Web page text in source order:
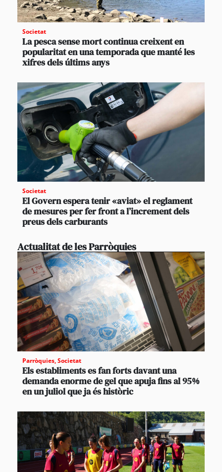
Societat
La pesca sense mort continua creixent en
popularitat en una temporada que manté les
xifres dels últims anys
Societat
El Govern espera tenir «aviat» el reglament
de mesures per fer front a l’increment dels
preus dels carburants
Actualitat de les Parròquies
Parròquies,Societat
Els establiments es fan forts davant una
demanda enorme de gel que apuja fins al 95%
en un juliol que ja és històric